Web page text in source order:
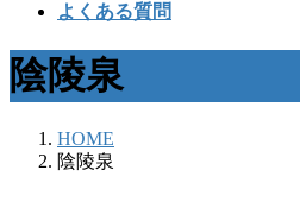
よくある質問
陰陵泉
HOME
陰陵泉